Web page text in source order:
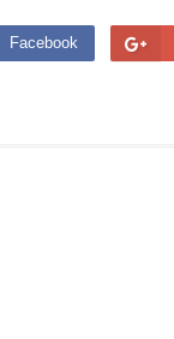
Facebook